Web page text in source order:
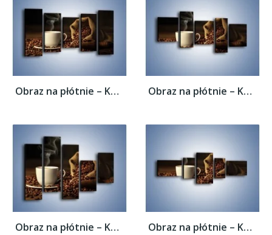
Obraz na płótnie – Kawa z wirującym dymem... Obraz na płótnie – Kawa z wirującym dymem...
Obraz na płótnie – Kawa z wirującym dymem... Obraz na płótnie – Kawa z wirującym dymem...